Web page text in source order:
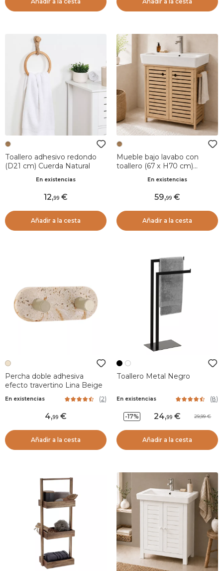
Toallero adhesivo redondo
(D21 cm) Cuerda Natural
En existencias
12,99
Añadir a la cesta
Mueble bajo lavabo con
toallero (67 x H70 cm)
En existencias
59,99
Añadir a la cesta
Percha doble adhesiva
efecto travertino Lina Beige
En existencias (2)
4,99
Añadir a la cesta
Toallero Metal Negro
En existencias (8)
-17% 24,99 29,99
Añadir a la cesta